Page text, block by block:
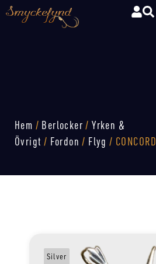
Hem / Berlocker /Yrken &
Övrigt / Fordon / Flyg / CONCORD
Silver